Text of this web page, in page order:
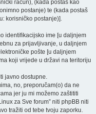
račun), (kada postaš kao
postanje) te (kada postaš
korisničko postanje)].
identifikacijsko ime [u daljnjem
za prijavljivanje, u daljnjem
pošte [u daljnjem
koji vrijede u državi na teritoriju
javno dostupne.
no, preporučam(o) da ne
jer ju mi možemo zaštititi
za Sve forum” niti phpBB niti
tražiti od tebe tvoju zaporku.